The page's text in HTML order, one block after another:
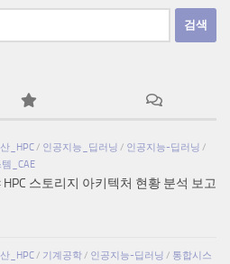
_HPC / 인공지능_딥러닝 / 인공지능-딥러닝 /
_CAE
HPC 스토리지 아키텍처 현황 분석 보고
_HPC / 기계공학 / 인공지능-딥러닝 / 통합시스